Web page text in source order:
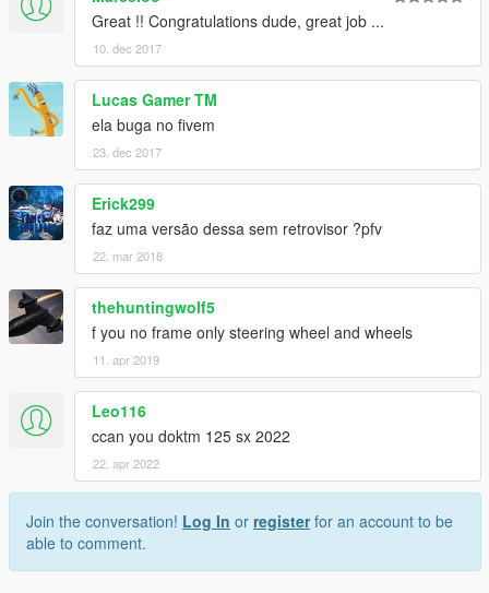
Great !! Congratulations dude, great job ...
10. dec 2017
Lucas Gamer TM
ela buga no fivem
23. dec 2017
Erick299
faz uma versão dessa sem retrovisor ?pfv
22. mar 2018
thehuntingwolf5
f you no frame only steering wheel and wheels
11. apr 2019
Leo116
ccan you doktm 125 sx 2022
22. apr 2022
Join the conversation! Log In or registerfor an account to be
able to comment.